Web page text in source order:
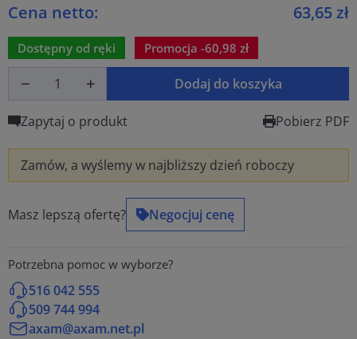
Cena netto: 63,65 zł
Dostępny od ręki Promocja -60,98 zł
Dodaj do koszyka
Zapytaj o produkt Pobierz PDF
Zamów, a wyślemy w najbliższy dzień roboczy
Masz lepszą ofertę? Negocjuj cenę
Potrzebna pomoc w wyborze?
516 042 555
509 744 994
axam@axam.net.pl